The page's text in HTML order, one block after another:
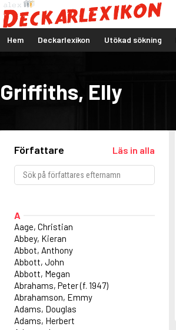
Hem Deckarlexikon Utökad sökning
Griffiths, Elly
Författare Läs in alla
A
Aage, Christian
Abbey, Kieran
Abbot, Anthony
Abbott, John
Abbott, Megan
Abrahams, Peter (f. 1947)
Abrahamson, Emmy
Adams, Douglas
Adams, Herbert